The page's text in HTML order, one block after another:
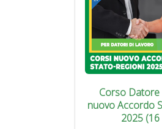
Corso
nuovo Accordo
2025